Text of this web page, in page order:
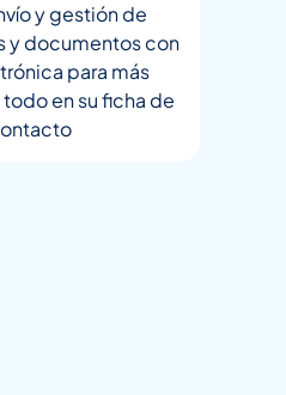
y gestión de
y documentos con
para más
en su ficha de